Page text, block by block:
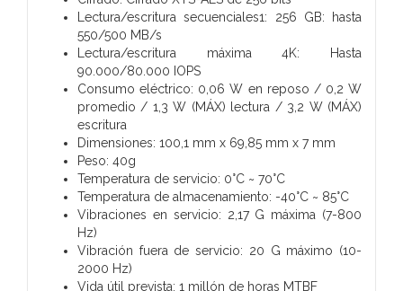
Lectura/escritura secuenciales1: 256 GB: hasta
550/500 MB/s
Lectura/escritura máxima 4K: Hasta
90.000/80.000 IOPS
Consumo eléctrico: 0,06 W en reposo / 0,2 W
promedio / 1,3 W (MÁX) lectura / 3,2 W (MÁX)
escritura
Dimensiones: 100,1 mm x 69,85 mm x 7 mm
Peso: 40g
Temperatura de servicio: 0°C ~ 70°C
Temperatura de almacenamiento: -40°C ~ 85°C
Vibraciones en servicio: 2,17 G máxima (7-800
Hz)
Vibración fuera de servicio: 20 G máximo (10-
2000 Hz)
Vida útil prevista: 1 millón de horas MTBF